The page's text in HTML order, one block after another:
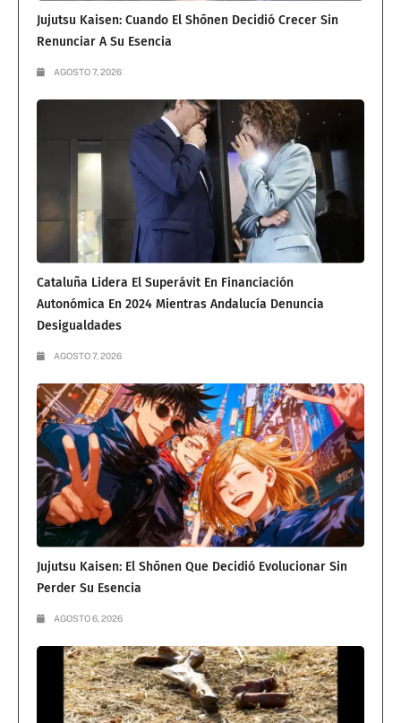
Jujutsu Kaisen: Cuando El Shōnen Decidió Crecer Sin
Renunciar A Su Esencia
AGOSTO 7, 2026
Cataluña Lidera El Superávit En Financiación
Autonómica En 2024 Mientras Andalucía Denuncia
Desigualdades
AGOSTO 7, 2026
Jujutsu Kaisen: El Shōnen Que Decidió Evolucionar Sin
Perder Su Esencia
AGOSTO 6, 2026